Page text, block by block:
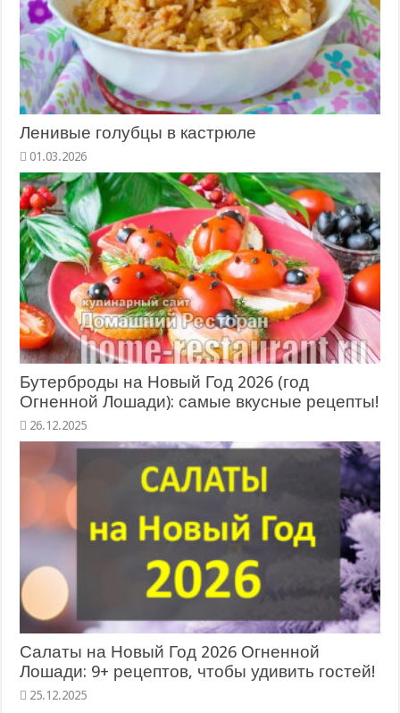
Ленивые голубцы в кастрюле
01.03.2026
Бутерброды на Новый Год 2026 (год
Огненной Лошади): самые вкусные рецепты!
26.12.2025
Салаты на Новый Год 2026 Огненной
Лошади: 9+ рецептов, чтобы удивить гостей!
25.12.2025